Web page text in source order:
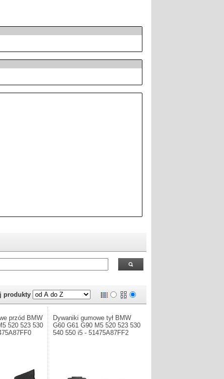
produkty
przód BMW
520 523 530
Dywaniki gumowe tył BMW
G60 G61 G90 M5 520 523 530
540 550 i5 - 51475A87FF2